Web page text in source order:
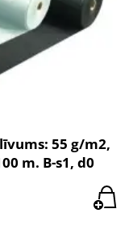
55 g/m2,
m. B-s1, d0